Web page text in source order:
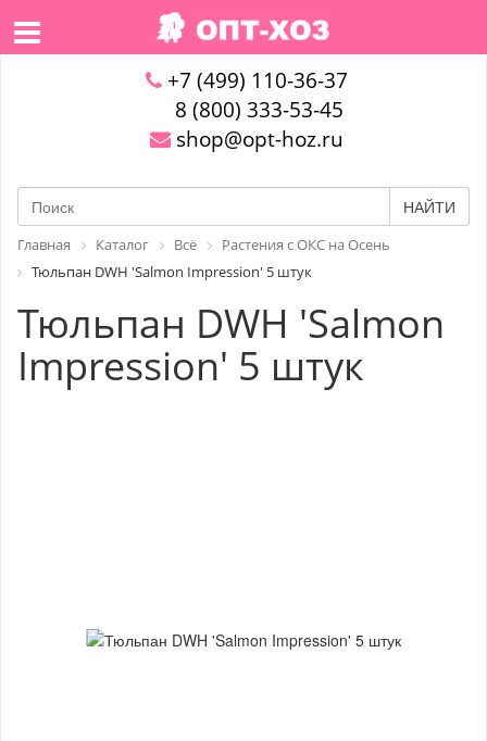
+7 (499) 110-36-37
8 (800) 333-53-45
shop@opt-hoz.ru
НАЙТИ
Главная Каталог Всё
Растения с ОКС на Осень
Тюльпан DWH 'Salmon Impression' 5 штук
Тюльпан DWH 'Salmon
Impression' 5 штук